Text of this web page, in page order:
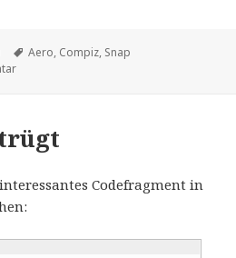
Schlagwörter
Aero, Compiz, Snap
zu Snap-In für Fenster
Codefragment in